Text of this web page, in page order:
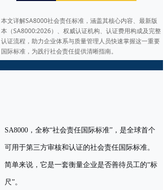
本文详解SA8000社会责任标准，涵盖其核心内容、最新版
本（SA8000:2026）、权威认证机构、认证费用构成及完整
认证流程，助力企业体系与质量管理人员快速掌握这一重要
国际标准，为践行社会责任提供清晰指南。
SA8000，全称“社会责任国际标准”，是全球首个
可用于第三方审核和认证的社会责任国际标准。
简单来说，它是一套衡量企业是否善待员工的“标
尺”。